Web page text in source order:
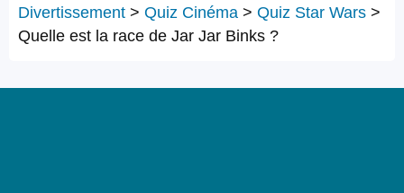
Divertissement > Quiz Cinéma > Quiz Star Wars >
Quelle est la race de Jar Jar Binks ?